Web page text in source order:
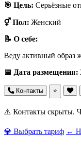
🎯 Цель: Серьёзные
⚥ Пол: Женский
📝 О себе:
Веду активный образ
📅 Дата размещения:
Контакты ⭐
⚠️ Контакты скрыты.
💎 Выбрать тариф ←